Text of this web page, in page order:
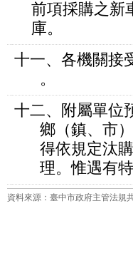
前項採購之新
庫。
十一、各機關接
。
十二、附屬單位
鄉（鎮、市）
得依規定汰購
理。惟遇有特
資料來源：臺中市政府主管法規